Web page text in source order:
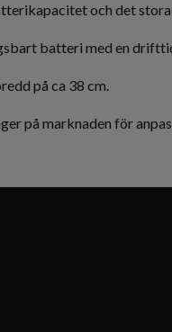
och det
batteri med en
på ca 38 cm.
på marknaden för